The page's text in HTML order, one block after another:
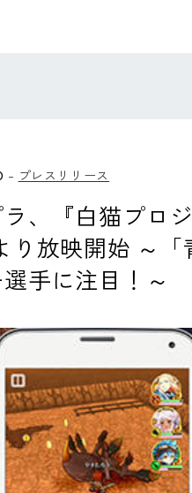
プレスリリース
ラ、『白猫プロ
り放映開始 ～
選手に注目！～